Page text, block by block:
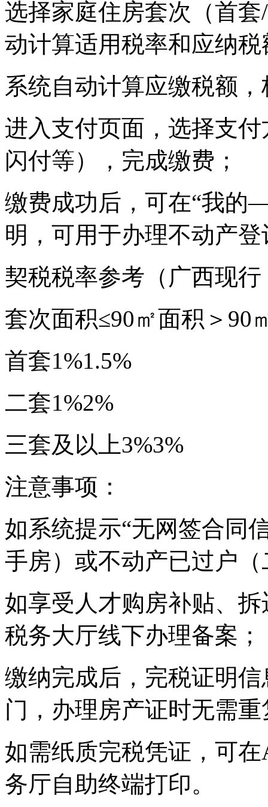
选择家庭住房套次（首
动计算适用税率和应纳税
系统自动计算应缴税额
进入支付页面，选择支
闪付等），完成缴费；
缴费成功后，可在“我的
明，可用于办理不动产
契税税率参考（广西现
套次面积≤90㎡面积＞90
首套1%1.5%
二套1%2%
三套及以上3%3%
注意事项：
如系统提示“无网签合同
手房）或不动产已过户
如享受人才购房补贴、
税务大厅线下办理备案；
缴纳完成后，完税证明
门，办理房产证时无需
如需纸质完税凭证，可
务厅自助终端打印。